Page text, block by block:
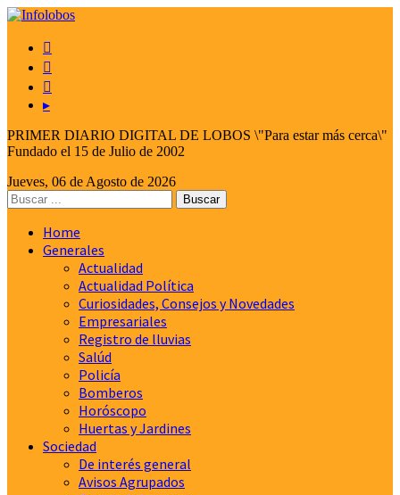



▸
PRIMER DIARIO DIGITAL DE LOBOS \"Para estar más cerca\"
Fundado el 15 de Julio de 2002
Jueves, 06 de Agosto de 2026
Home
Generales
Actualidad
Actualidad Política
Curiosidades, Consejos y Novedades
Empresariales
Registro de lluvias
Salúd
Policía
Bomberos
Horóscopo
Huertas y Jardines
Sociedad
De interés general
Avisos Agrupados